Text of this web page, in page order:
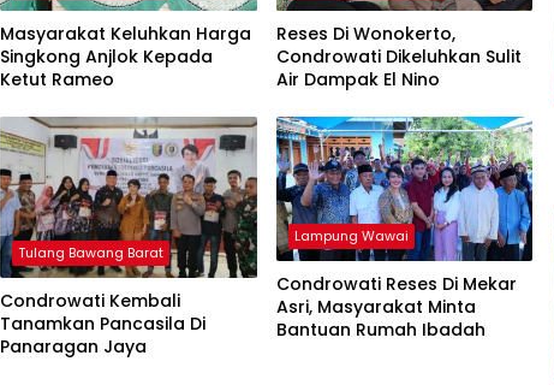
Masyarakat Keluhkan Harga
Singkong Anjlok Kepada
Ketut Rameo
Reses Di Wonokerto,
Condrowati Dikeluhkan Sulit
Air Dampak El Nino
Tulang Bawang Barat
Condrowati Kembali
Tanamkan Pancasila Di
Panaragan Jaya
Lampung Wawai
Condrowati Reses Di Mekar
Asri, Masyarakat Minta
Bantuan Rumah Ibadah